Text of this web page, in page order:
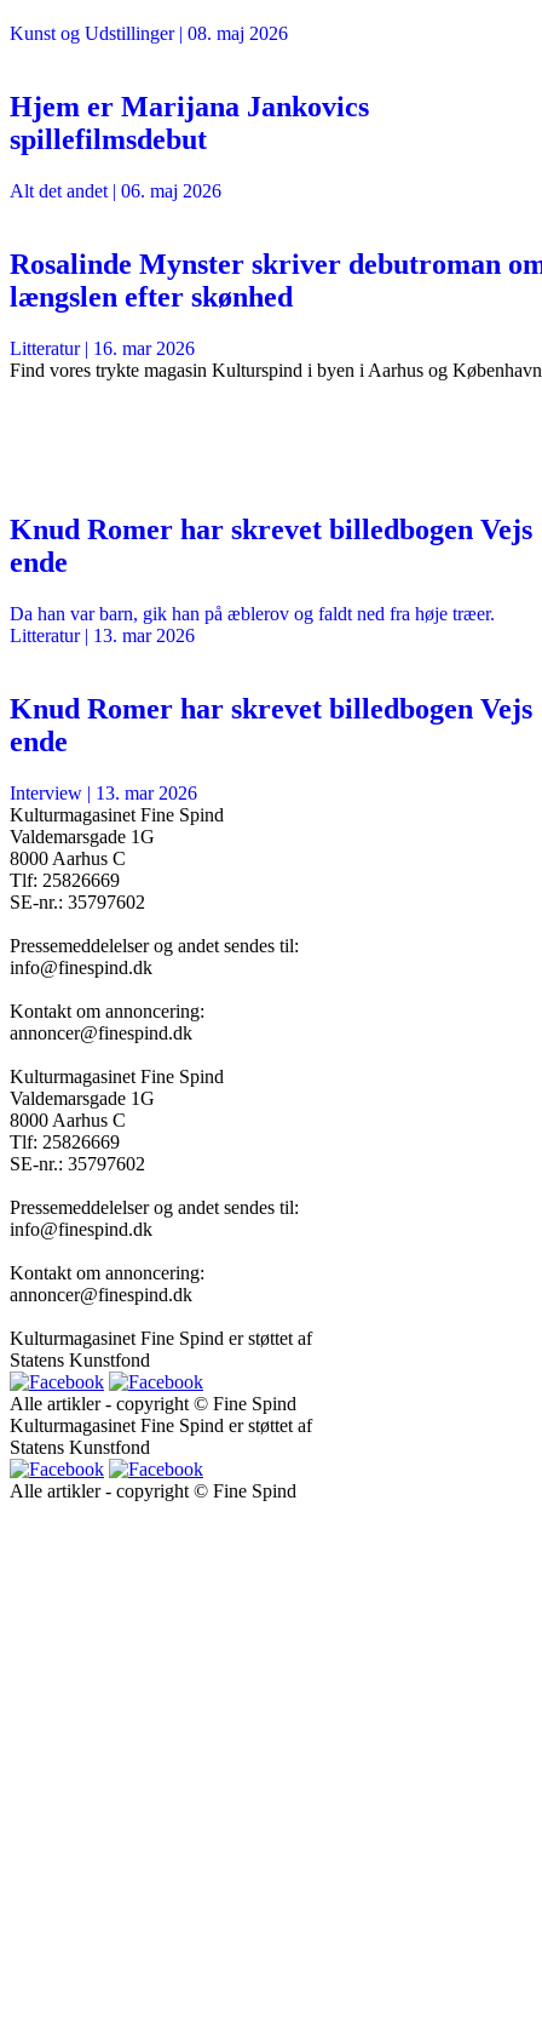
Kunst og Udstillinger| 08. maj 2026
Hjem er Marijana Jankovics
spillefilmsdebut
Alt det andet | 06. maj 2026
Rosalinde Mynster skriver debutroman
længslen efter skønhed
Litteratur| 16. mar 2026
Find vores trykte magasin Kulturspind i byen i Aarhus og København
Knud Romer har skrevet billedbogen Vejs
ende
Da han var barn, gik han på æblerov og faldt ned fra høje træer.
Litteratur| 13. mar 2026
Knud Romer har skrevet billedbogen Vejs
ende
Interview | 13. mar 2026
Kulturmagasinet Fine Spind
Valdemarsgade 1G
8000 Aarhus C
Tlf: 25826669
SE-nr.: 35797602
Pressemeddelelser og andet sendes til:
info@finespind.dk
Kontakt om annoncering:
annoncer@finespind.dk
Kulturmagasinet Fine Spind
Valdemarsgade 1G
8000 Aarhus C
Tlf: 25826669
SE-nr.: 35797602
Pressemeddelelser og andet sendes til:
info@finespind.dk
Kontakt om annoncering:
annoncer@finespind.dk
Kulturmagasinet Fine Spind er støttet af
Statens Kunstfond
Alle artikler - copyright © Fine Spind
Kulturmagasinet Fine Spind er støttet af
Statens Kunstfond
Alle artikler - copyright © Fine Spind